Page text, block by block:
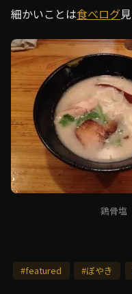
細かいことは食べログ
鶏骨塩
#featured #ぼやき